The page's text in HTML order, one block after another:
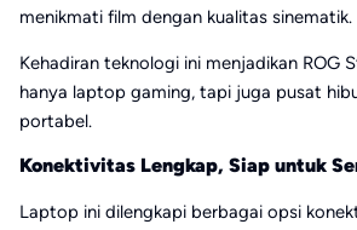
menikmati film dengan kualitas sinematik.
Kehadiran teknologi ini menjadikan ROG
hanya laptop gaming, tapi juga pusat
portabel.
Konektivitas Lengkap, Siap untuk
Laptop ini dilengkapi berbagai opsi